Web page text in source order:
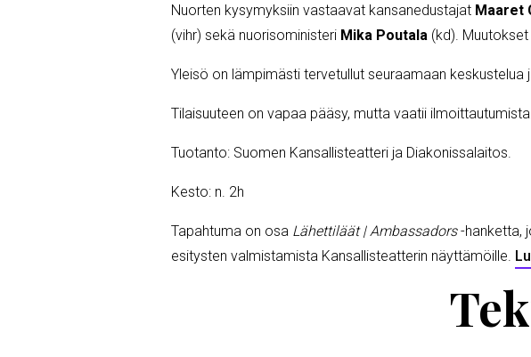
Nuorten kysymyksiin vastaavat kansanedustajat Maaret
(vihr) sekä nuorisoministeri Mika Poutala (kd).
Yleisö on lämpimästi tervetullut seuraamaan keskustelua
Tilaisuuteen on vapaa pääsy, mutta vaatii
Tuotanto: Suomen Kansallisteatteri ja Diakonissalaitos.
Kesto: n. 2h
Tapahtuma on osa Lähettiläät | Ambassadors-hanketta,
esitysten valmistamista Kansallisteatterin näyttämöille.